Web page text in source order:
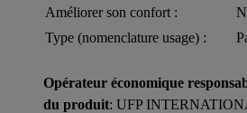
Améliorer son confort :
Type (nomenclature usage) :
Opérateur économique
du produit: UFP